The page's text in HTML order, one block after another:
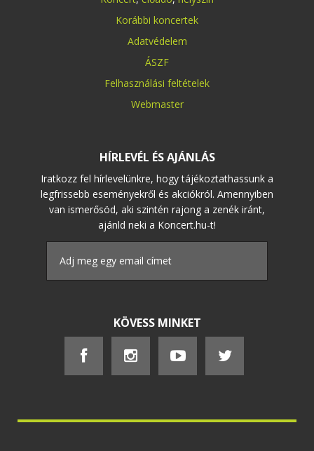
Korábbi koncertek
Adatvédelem
ÁSZF
Felhasználási feltételek
Webmaster
HÍRLEVÉL ÉS AJÁNLÁS
Iratkozz fel hírlevelünkre, hogy tájékoztathassunk a
legfrissebb eseményekről és akciókról. Amennyiben
van ismerősöd, aki szintén rajong a zenék iránt,
ajánld neki a Koncert.hu-t!
KÖVESS MINKET